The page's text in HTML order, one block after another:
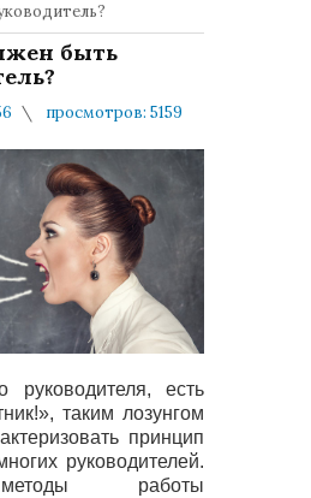
быть
просмотров: 5159
руководителя, есть
таким лозунгом
принцип
руководителей.
работы